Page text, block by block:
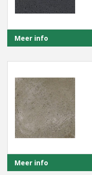
Meer info
Meer info